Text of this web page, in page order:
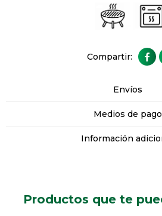

Envíos
Medios de pago
Información
Productos que te